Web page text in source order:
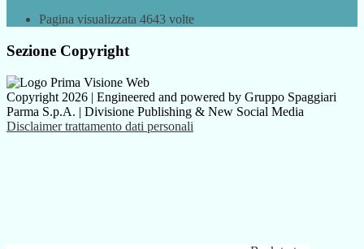
Pagina visualizzata 4643 volte
Sezione Copyright
Copyright 2026 | Engineered and powered by Gruppo Spaggiari
Parma S.p.A. | Divisione Publishing & New Social Media
Disclaimer trattamento dati personali